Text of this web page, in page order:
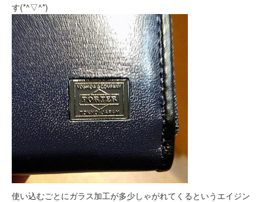
す(*^▽^*)
使い込むごとにガラス加工が多少しゃがれてくるというエイジン